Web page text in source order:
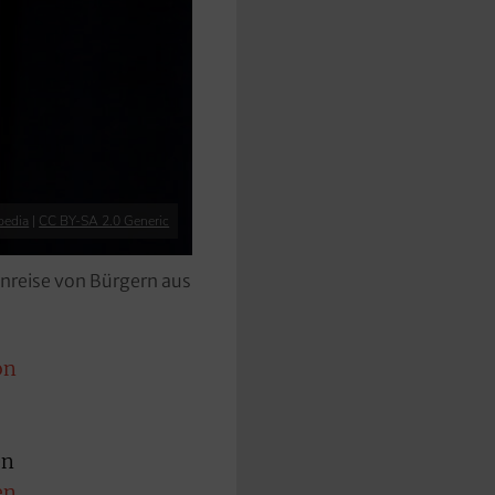
| CC BY-SA 2.0 Generic
von Bürgern aus